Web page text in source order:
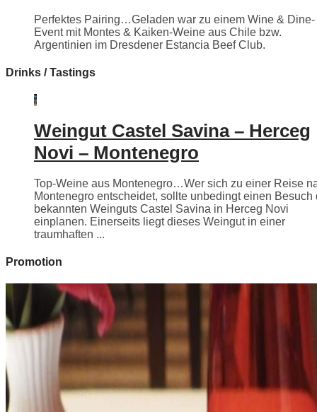
Perfektes Pairing…Geladen war zu einem Wine & Dine-
Event mit Montes & Kaiken-Weine aus Chile bzw.
Argentinien im Dresdener Estancia Beef Club.
Drinks / Tastings
Weingut Castel Savina – Herceg
Novi – Montenegro
Top-Weine aus Montenegro…Wer sich zu einer Reise
Montenegro entscheidet, sollte unbedingt einen Besuch
bekannten Weinguts Castel Savina in Herceg Novi
einplanen. Einerseits liegt dieses Weingut in einer
traumhaften ...
Promotion